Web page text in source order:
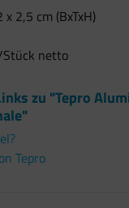
2,5 cm (BxTxH)
Stück netto
zu "Tepro
Tepro